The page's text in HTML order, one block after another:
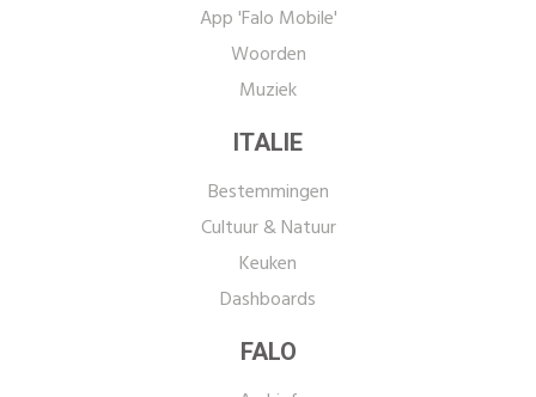
App 'Falo Mobile'
Woorden
Muziek
ITALIE
Bestemmingen
Cultuur & Natuur
Keuken
Dashboards
FALO